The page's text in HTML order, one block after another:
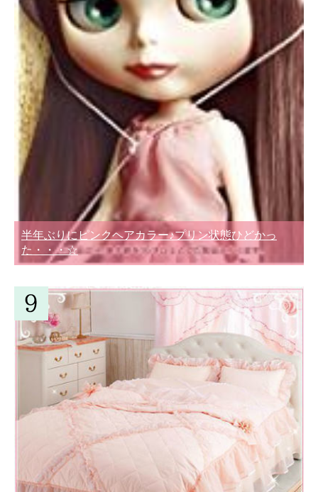
半年ぶりにピンクヘアカラー♪プリン状態ひどかっ
た・・・☆